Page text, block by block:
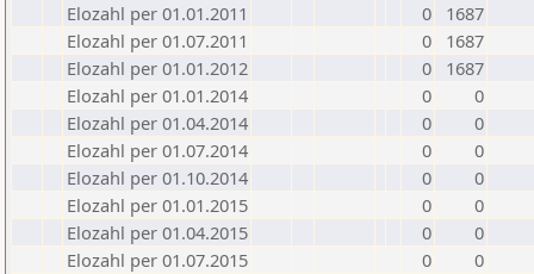
Elozahl per 01.01.2011
0
1687
Elozahl per 01.07.2011
0
1687
Elozahl per 01.01.2012
0
1687
Elozahl per 01.01.2014
0
0
Elozahl per 01.04.2014
0
0
Elozahl per 01.07.2014
0
0
Elozahl per 01.10.2014
0
0
Elozahl per 01.01.2015
0
0
Elozahl per 01.04.2015
0
0
Elozahl per 01.07.2015
0
0